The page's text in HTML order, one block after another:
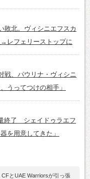
敗北。ヴィシニエフスカ
レフェリーストップに
戦、パウリナ・ヴィシニ
うってつけの相手」
終了 シェイドゥラエフ
を用意してきた」
CFとUAE Warriorsが引っ張